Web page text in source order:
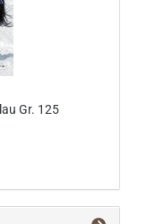
Gr. 125